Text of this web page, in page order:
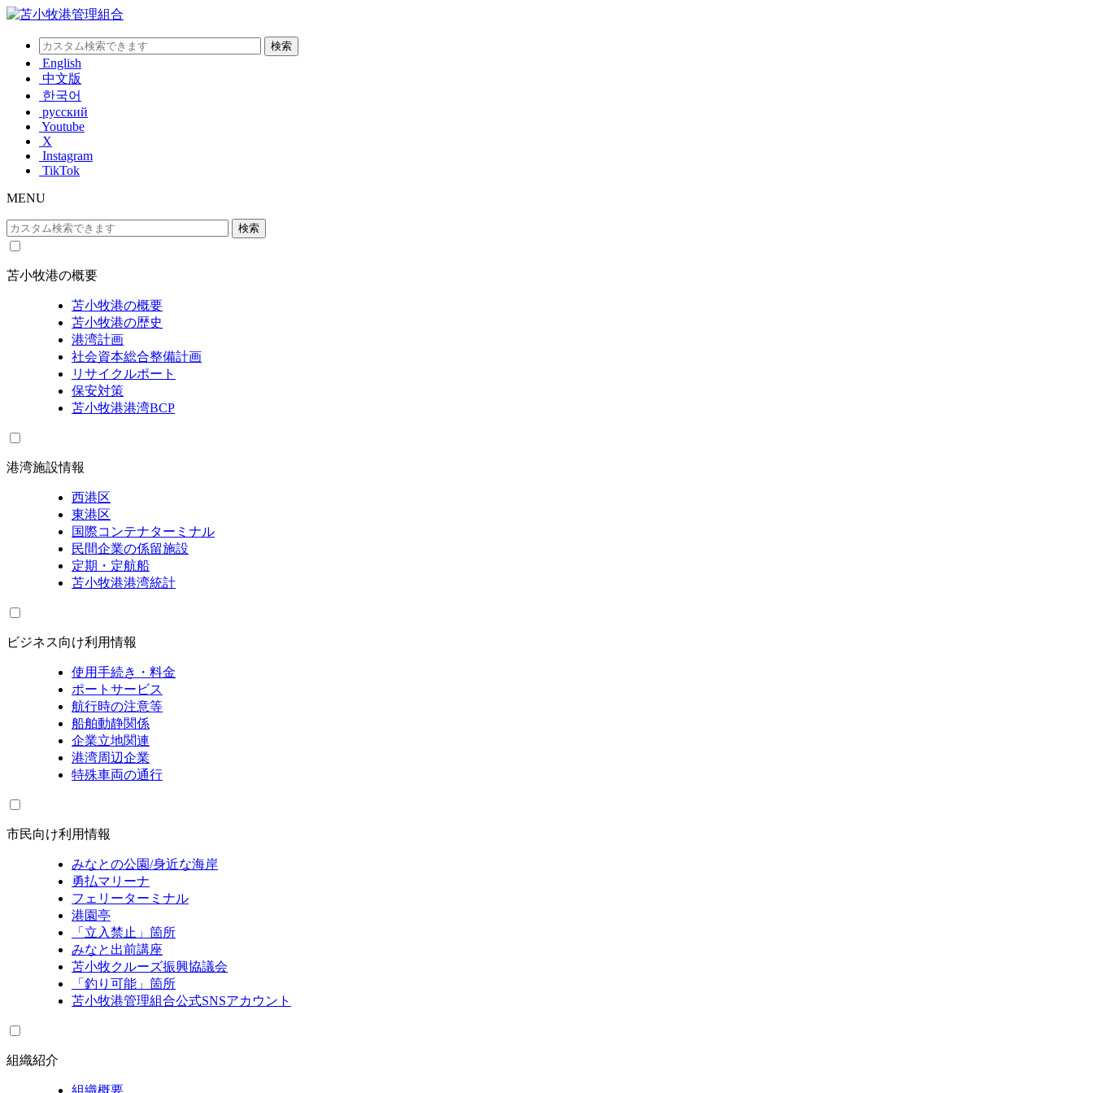
English
中文版
한국어
русский
Youtube
X
Instagram
TikTok
MENU
苫小牧港の概要
苫小牧港の概要
苫小牧港の歴史
港湾計画
社会資本総合整備計画
リサイクルポート
保安対策
苫小牧港港湾BCP
港湾施設情報
西港区
東港区
国際コンテナターミナル
民間企業の係留施設
定期・定航船
苫小牧港港湾統計
ビジネス向け利用情報
使用手続き・料金
ポートサービス
航行時の注意等
船舶動静関係
企業立地関連
港湾周辺企業
特殊車両の通行
市民向け利用情報
みなとの公園/身近な海岸
勇払マリーナ
フェリーターミナル
港園亭
「立入禁止」箇所
みなと出前講座
苫小牧クルーズ振興協議会
「釣り可能」箇所
苫小牧港管理組合公式SNSアカウント
組織紹介
組織概要